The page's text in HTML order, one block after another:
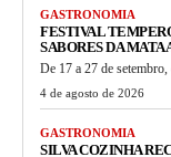
GASTRONOMIA
FESTIVAL
SABORES DA
De 17 a 27 de
4 de agosto de 2026
GASTRONOMIA
SILVA COZINHA